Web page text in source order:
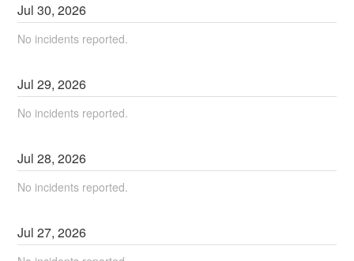
Jul30,2026
No incidents reported.
Jul29,2026
No incidents reported.
Jul28,2026
No incidents reported.
Jul27,2026